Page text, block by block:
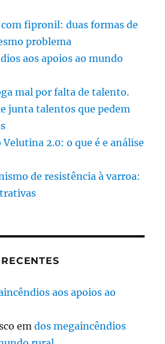
fipronil: duas formas de
problema
aos apoios ao mundo
mal por falta de talento.
junta talentos que pedem
2.0: o que é e análise
de resistência à varroa:
aos apoios ao
emdos megaincêndios